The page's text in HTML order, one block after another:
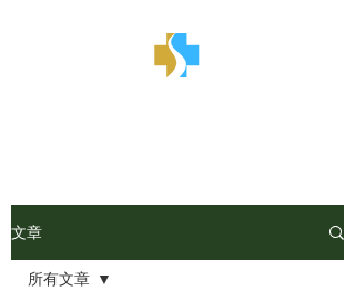
文章
所有文章